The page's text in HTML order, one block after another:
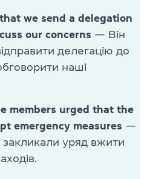
we send a delegation
our concerns — Він
делегацію до
наші
members urged that the
emergency measures —
закликали уряд вжити